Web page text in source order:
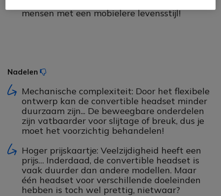
mensen met een mobielere levensstijl!
Nadelen
Mechanische complexiteit: Door het flexibele
ontwerp kan de convertible headset minder
duurzaam zijn... De beweegbare onderdelen
zijn vatbaarder voor slijtage of breuk, dus je
moet het voorzichtig behandelen!
Hoger prijskaartje: Veelzijdigheid heeft een
prijs… Inderdaad, de convertible headset is
vaak duurder dan andere modellen. Maar
één headset voor verschillende doeleinden
hebben is toch wel prettig, nietwaar?